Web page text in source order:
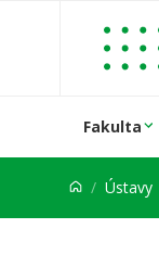
Prejsť na obsah
Fakulta
Ústavy